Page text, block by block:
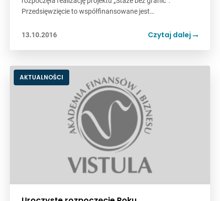
Przedsięwzięcie to współfinansowane jest…
13.10.2016 Czytaj dalej
AKTUALNOŚCI